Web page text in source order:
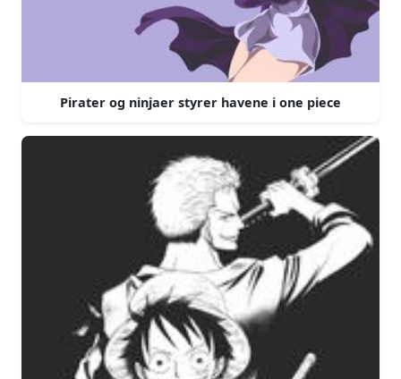
Pirater og ninjaer styrer havene i one piece